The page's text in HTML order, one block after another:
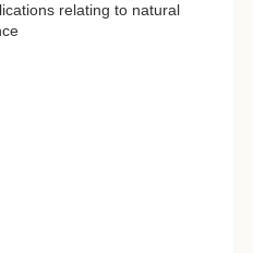
relating to natural